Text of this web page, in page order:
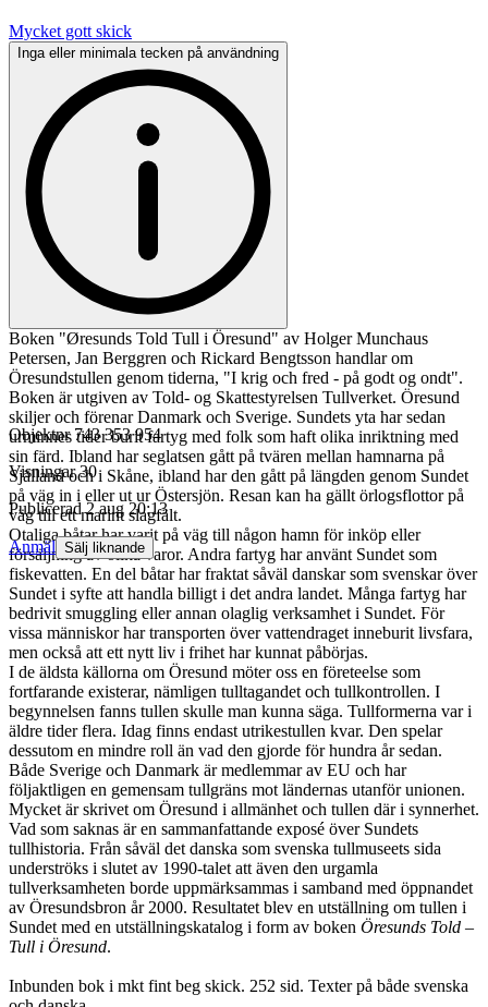
Mycket gott skick
Inga eller minimala tecken på användning
Boken "Øresunds Told Tull i Öresund" av Holger Munchaus
Petersen, Jan Berggren och Rickard Bengtsson handlar om
Öresundstullen genom tiderna, "I krig och fred - på godt og ondt".
Boken är utgiven av Told- og Skattestyrelsen Tullverket. Öresund
skiljer och förenar Danmark och Sverige. Sundets yta har sedan
urminnes tider burit fartyg med folk som haft olika inriktning med
sin färd. Ibland har seglatsen gått på tvären mellan hamnarna på
Själland och i Skåne, ibland har den gått på längden genom Sundet
på väg in i eller ut ur Östersjön. Resan kan ha gällt örlogsflottor på
väg till ett marint slagfält.
Otaliga båtar har varit på väg till någon hamn för inköp eller
försäljning av olika varor. Andra fartyg har använt Sundet som
fiskevatten. En del båtar har fraktat såväl danskar som svenskar över
Sundet i syfte att handla billigt i det andra landet. Många fartyg har
bedrivit smuggling eller annan olaglig verksamhet i Sundet. För
vissa människor har transporten över vattendraget inneburit livsfara,
men också att ett nytt liv i frihet har kunnat påbörjas.
I de äldsta källorna om Öresund möter oss en företeelse som
fortfarande existerar, nämligen tulltagandet och tullkontrollen. I
begynnelsen fanns tullen skulle man kunna säga. Tullformerna var i
äldre tider flera. Idag finns endast utrikestullen kvar. Den spelar
dessutom en mindre roll än vad den gjorde för hundra år sedan.
Både Sverige och Danmark är medlemmar av EU och har
följaktligen en gemensam tullgräns mot ländernas utanför unionen.
Mycket är skrivet om Öresund i allmänhet och tullen där i synnerhet.
Vad som saknas är en sammanfattande exposé över Sundets
tullhistoria. Från såväl det danska som svenska tullmuseets sida
underströks i slutet av 1990-talet att även den urgamla
tullverksamheten borde uppmärksammas i samband med öppnandet
av Öresundsbron år 2000. Resultatet blev en utställning om tullen i
Sundet med en utställningskatalog i form av boken Öresunds Told –
Tull i Öresund.
Inbunden bok i mkt fint beg skick. 252 sid. Texter på både svenska
Objektnr 743 353 954
Visningar 30
Publicerad 2 aug 20:13
Anmäl Sälj liknande